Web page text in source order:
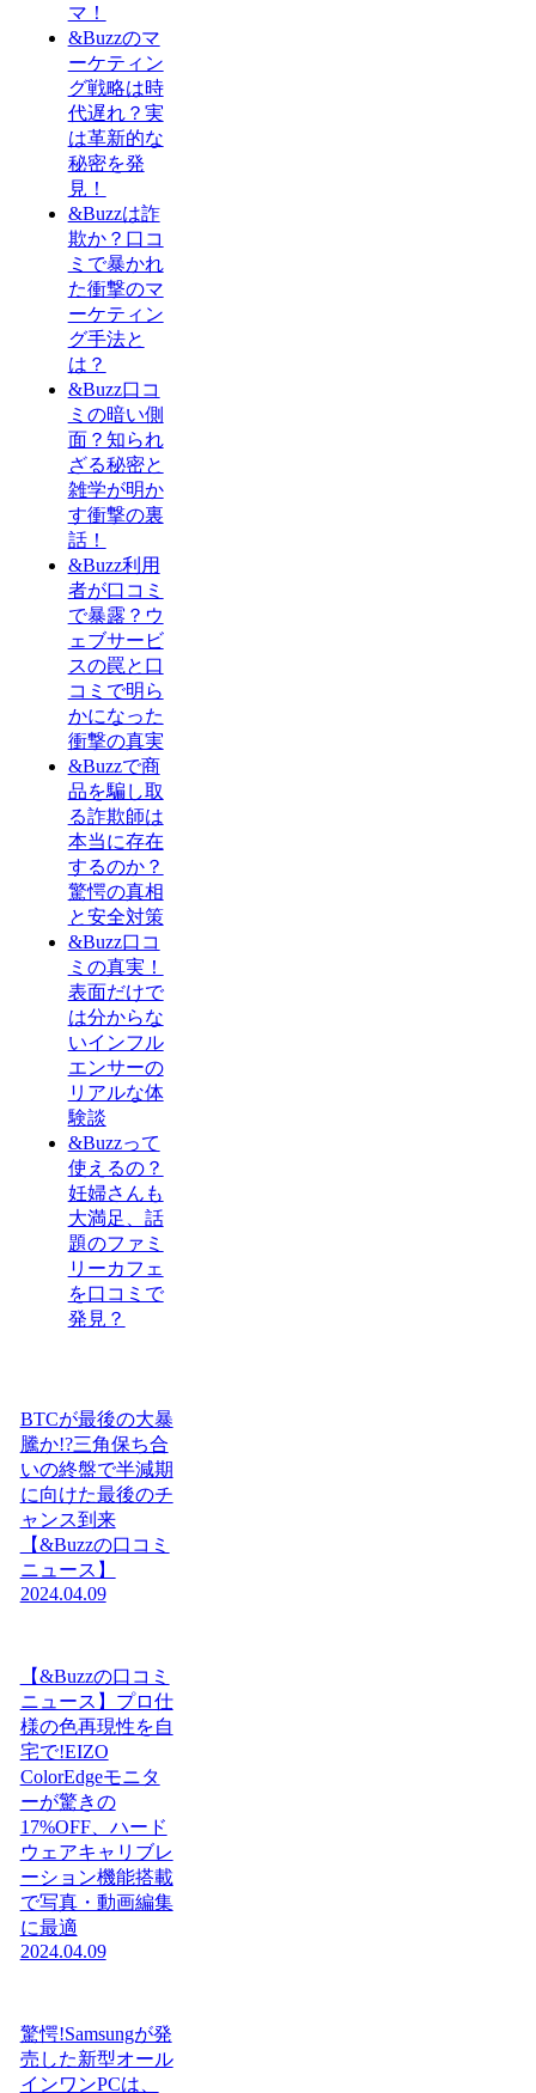
マ！
&Buzzのマ
ーケティン
グ戦略は時
代遅れ？実
は革新的な
秘密を発
見！
&Buzzは詐
欺か？口コ
ミで暴かれ
た衝撃のマ
ーケティン
グ手法と
は？
&Buzz口コ
ミの暗い側
面？知られ
ざる秘密と
雑学が明か
す衝撃の裏
話！
&Buzz利用
者が口コミ
で暴露？ウ
ェブサービ
スの罠と口
コミで明ら
かになった
衝撃の真実
&Buzzで商
品を騙し取
る詐欺師は
本当に存在
するのか？
驚愕の真相
と安全対策
&Buzz口コ
ミの真実！
表面だけで
は分からな
いインフル
エンサーの
リアルな体
験談
&Buzzって
使えるの？
妊婦さんも
大満足、話
題のファミ
リーカフェ
を口コミで
発見？
BTCが最後の大暴
騰か!?三角保ち合
いの終盤で半減期
に向けた最後のチ
ャンス到来
【&Buzzの口コミ
ニュース】
2024.04.09
【&Buzzの口コミ
ニュース】プロ仕
様の色再現性を自
宅で!EIZO
ColorEdgeモニタ
ーが驚きの
17%OFF、ハード
ウェアキャリブレ
ーション機能搭載
で写真・動画編集
に最適
2024.04.09
驚愕!Samsungが発
売した新型オール
インワンPCは、